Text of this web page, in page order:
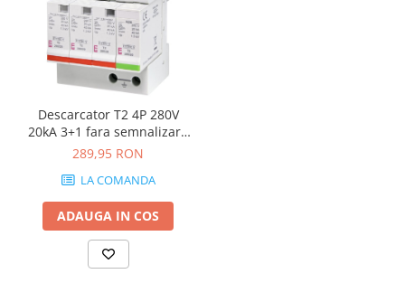
Descarcator T2 4P 280V
20kA 3+1 fara semnalizare
Eti 002443015
289,95 RON
LA COMANDA
ADAUGA IN COS